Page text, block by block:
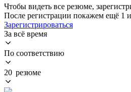
Чтобы видеть все резюме,
После регистрации покажем ещё 1
Зарегистрироваться
За всё время
По соответствию
20 резюме